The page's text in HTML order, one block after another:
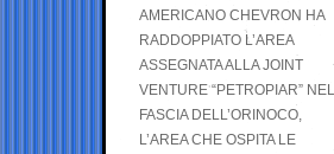
AMERICANO CHEVRON HA
RADDOPPIATO L’AREA
ASSEGNATA ALLA JOINT
VENTURE “PETROPIAR”
FASCIA DELL’ORINOCO,
L’AREA CHE OSPITA LE